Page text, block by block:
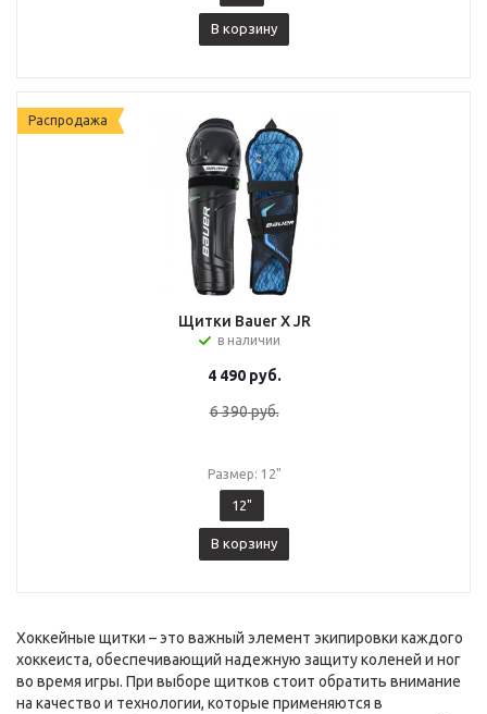
В корзину
Распродажа
Щитки Bauer X JR
в наличии
4 490руб.
6 390руб.
Размер: 12"
12"
В корзину
Хоккейные щитки – это важный элемент экипировки каждого
хоккеиста, обеспечивающий надежную защиту коленей и ног
во время игры. При выборе щитков стоит обратить внимание
на качество и технологии, которые применяются в